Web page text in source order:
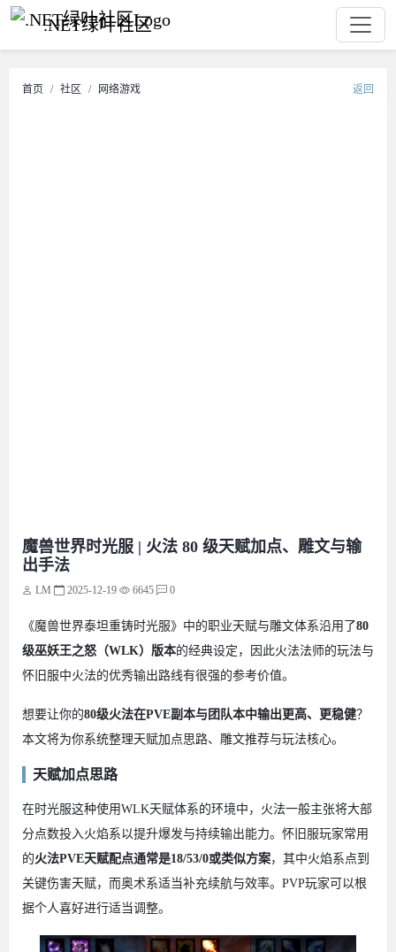
.NET绿叶社区
首页 社区 网络游戏 返回
魔兽世界时光服 | 火法 80 级天赋加点、雕文与输
出手法
LM 2025-12-19 6645 0
《魔兽世界泰坦重铸时光服》中的职业天赋与雕文体系沿用了80
级巫妖王之怒（WLK）版本的经典设定，因此火法法师的玩法与
怀旧服中火法的优秀输出路线有很强的参考价值。
想要让你的80级火法在PVE副本与团队本中输出更高、更稳健？
本文将为你系统整理天赋加点思路、雕文推荐与玩法核心。
天赋加点思路
在时光服这种使用WLK天赋体系的环境中，火法一般主张将大部
分点数投入火焰系以提升爆发与持续输出能力。怀旧服玩家常用
的火法PVE天赋配点通常是18/53/0或类似方案，其中火焰系点到
关键伤害天赋，而奥术系适当补充续航与效率。PVP玩家可以根
据个人喜好进行适当调整。